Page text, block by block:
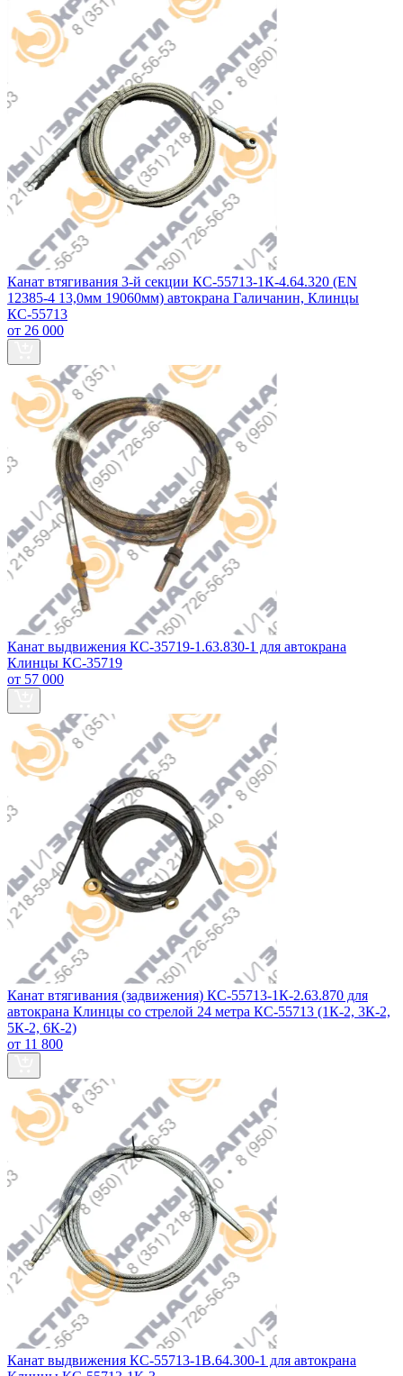
Канат втягивания 3-й секции КС-55713-1К-4.64.320 (EN
12385-4 13,0мм 19060мм) автокрана Галичанин, Клинцы
КС-55713
от 26 000
Канат выдвижения КС-35719-1.63.830-1 для автокрана
Клинцы КС-35719
от 57 000
Канат втягивания (задвижения) КС-55713-1К-2.63.870 для
автокрана Клинцы со стрелой 24 метра КС-55713 (1К-2, 3К-2,
5К-2, 6К-2)
от 11 800
Канат выдвижения КС-55713-1В.64.300-1 для автокрана